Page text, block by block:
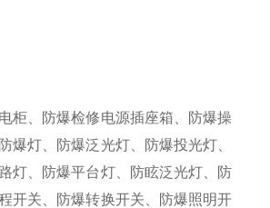
柜、防爆检修电源插座箱、防爆操
灯、防爆泛光灯、防爆投光灯、
灯、防爆平台灯、防眩泛光灯、防
开关、防爆转换开关、防爆照明开